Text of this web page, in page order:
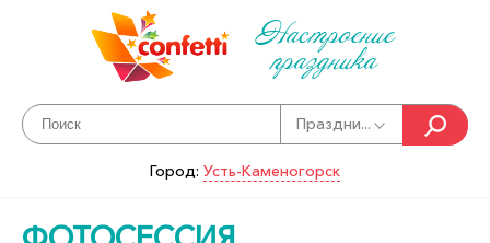
Настроение
праздника
Праздни...
Город: Усть-Каменогорск